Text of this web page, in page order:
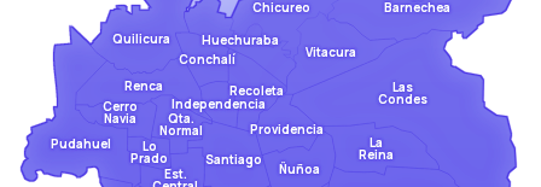
Chicureo
Est.
Pudahuel Lo
Prado
Cerro
Navia
Santiago
Renca
Qta.
Normal
Recoleta
Independencia
Quilicura
Conchalí
Providencia
Ñuñoa
La
Reina
Las
Condes
Vitacura
Barnechea
Huechuraba